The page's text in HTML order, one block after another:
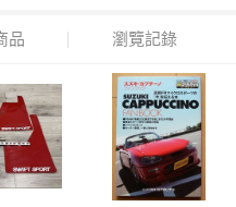
品 瀏覽記錄